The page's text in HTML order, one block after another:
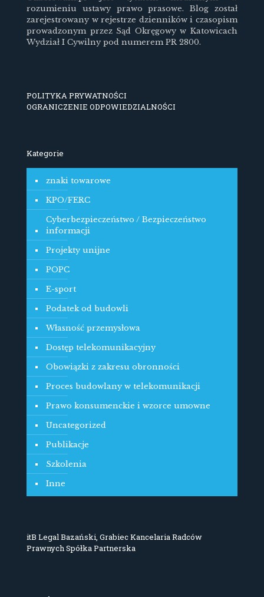
rozumieniu ustawy prawo prasowe. Blog został
zarejestrowany w rejestrze dzienników i czasopism
prowadzonym przez Sąd Okręgowy w Katowicach
Wydział I Cywilny pod numerem PR 2800.
POLITYKA PRYWATNOŚCI
OGRANICZENIE ODPOWIEDZIALNOŚCI
Kategorie
znaki towarowe
KPO/FERC
Cyberbezpieczeństwo / Bezpieczeństwo
informacji
Projekty unijne
POPC
E-sport
Podatek od budowli
Własność przemysłowa
Dostęp telekomunikacyjny
Obowiązki z zakresu obronności
Proces budowlany w telekomunikacji
Prawo konsumenckie i wzorce umowne
Uncategorized
Publikacje
Szkolenia
Inne
itB Legal Bazański, Grabiec Kancelaria Radców
Prawnych Spółka Partnerska